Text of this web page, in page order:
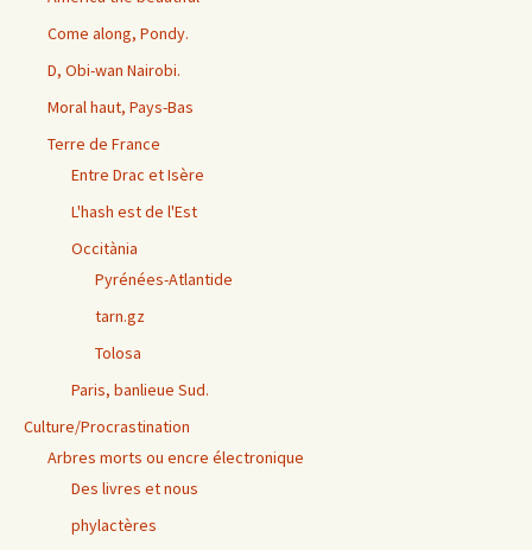
Come along, Pondy.
D, Obi-wan Nairobi.
Moral haut, Pays-Bas
Terre de France
Entre Drac et Isère
L'hash est de l'Est
Occitània
Pyrénées-Atlantide
tarn.gz
Tolosa
Paris, banlieue Sud.
Culture/Procrastination
Arbres morts ou encre électronique
Des livres et nous
phylactères